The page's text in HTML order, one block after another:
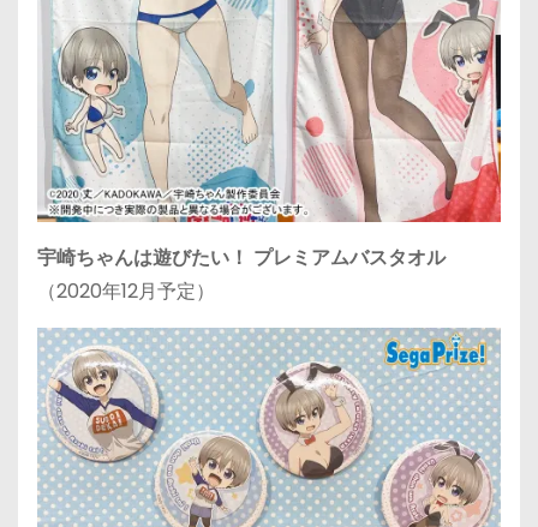
宇崎ちゃんは遊びたい！ プレミアムバスタオル
（2020年12月予定）